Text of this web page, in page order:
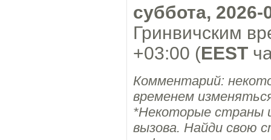
суббота,
Гринвичским
+03:00 (EEST
Комментарий:
временем
*Некоторые страны
вызова. Найди свою